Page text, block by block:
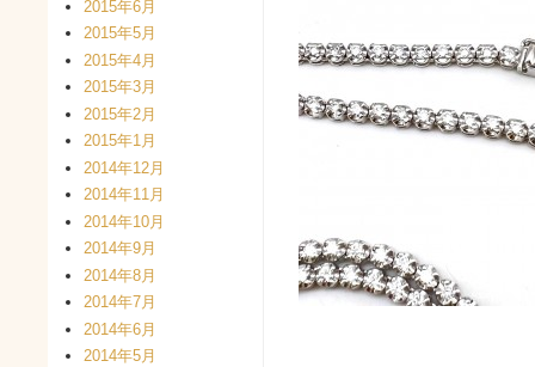
2015年6月
2015年5月
2015年4月
2015年3月
2015年2月
2015年1月
2014年12月
2014年11月
2014年10月
2014年9月
2014年8月
2014年7月
2014年6月
2014年5月